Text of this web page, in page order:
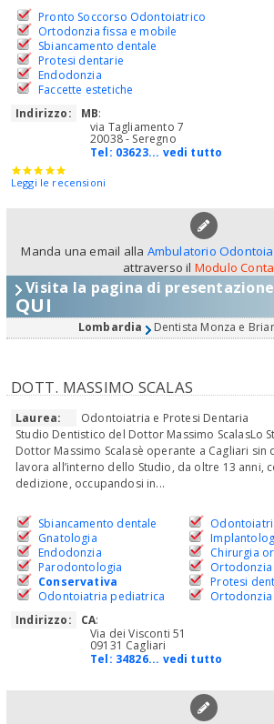
Pronto Soccorso Odontoiatrico
Ortodonzia fissa e mobile
Sbiancamento dentale
Protesi dentarie
Endodonzia
Faccette estetiche
Indirizzo:
MB:
via Tagliamento 7
20038 - Seregno
Tel: 03623... vedi tutto
Leggi le recensioni
Manda una email alla Ambulatorio
attraverso il Modulo
Visita la pagina di presentazione
QUI
Lombardia Dentista Monza e
DOTT. MASSIMO SCALAS
Laurea:
Odontoiatria e Protesi Dentaria
Studio Dentistico del Dottor Massimo ScalasLo
Dottor Massimo Scalasè operante a Cagliari sin
lavora all’interno dello Studio, da oltre 13 anni,
dedizione, occupandosi in...
Sbiancamento dentale
Gnatologia
Endodonzia
Parodontologia
Conservativa
Odontoiatria pediatrica
Chirurgia
Protesi
Indirizzo:
CA:
Via dei Visconti 51
09131 Cagliari
Tel: 34826... vedi tutto